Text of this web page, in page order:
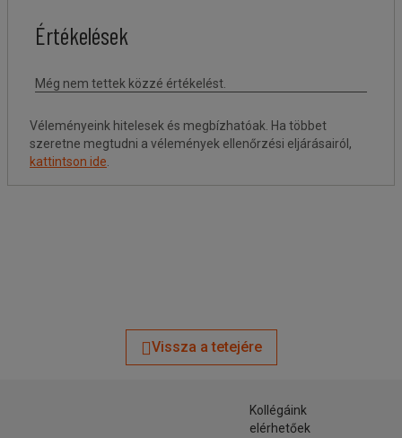
Véleményeink hitelesek és megbízhatóak. Ha többet
szeretne megtudni a vélemények ellenőrzési eljárásairól,
kattintson ide
Vissza a tetejére
Kollégáink
elérhetőek